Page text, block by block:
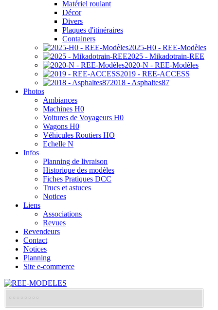
Matériel roulant
Décor
Divers
Plaques d'itinéraires
Containers
2025-H0 - REE-Modèles
2025 - Mikadotrain-REE
2020-N - REE-Modèles
2019 - REE-ACCESS
2018 - Asphaltes87
Photos
Ambiances
Machines H0
Voitures de Voyageurs H0
Wagons H0
Véhicules Routiers HO
Echelle N
Infos
Planning de livraison
Historique des modèles
Fiches Pratiques DCC
Trucs et astuces
Notices
Liens
Associations
Revues
Revendeurs
Contact
Notices
Planning
Site e-commerce